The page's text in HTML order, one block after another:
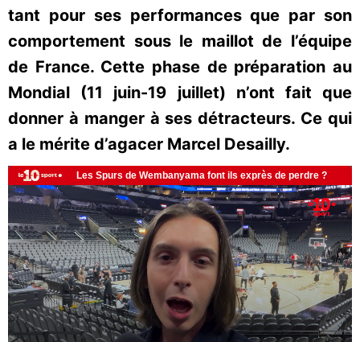
tant pour ses performances que par son
comportement sous le maillot de l’équipe
de France. Cette phase de préparation au
Mondial (11 juin-19 juillet) n’ont fait que
donner à manger à ses détracteurs. Ce qui
a le mérite d’agacer Marcel Desailly.